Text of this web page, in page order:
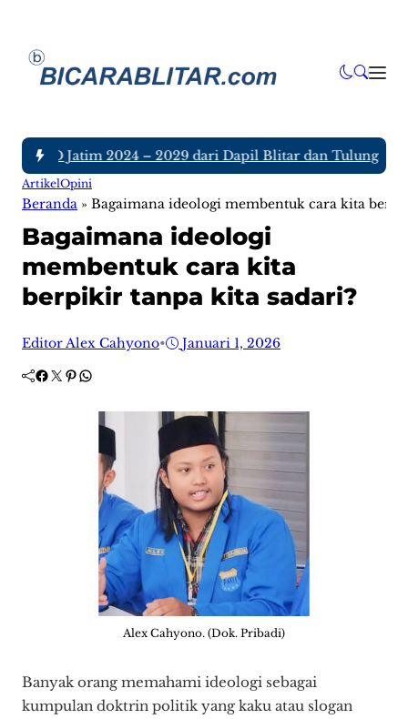
DPRD Jatim 2024 – 2029 dari Dapil Blitar dan Tulungagung,
ArtikelOpini
Beranda » Bagaimana ideologi membentuk cara kita
Bagaimana ideologi
membentuk cara kita
berpikir tanpa kita sadari?
Editor Alex Cahyono• Januari 1, 2026
Facebook Twitter Pinterest WhatsApp
Alex Cahyono. (Dok. Pribadi)
Banyak orang memahami ideologi sebagai
kumpulan doktrin politik yang kaku atau slogan